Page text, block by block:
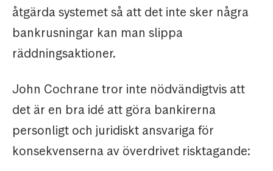
åtgärda systemet så att det inte sker några
bankrusningar kan man slippa
räddningsaktioner.
John Cochrane tror inte nödvändigtvis att
det är en bra idé att göra bankirerna
personligt och juridiskt ansvariga för
konsekvenserna av överdrivet risktagande: